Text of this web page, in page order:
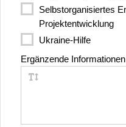
Projektentwicklung
Ukraine-Hilfe
Ergänzende Informationen